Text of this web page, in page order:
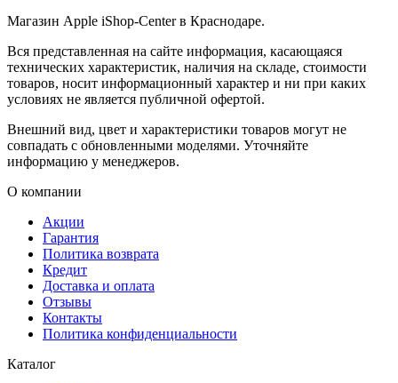
Магазин Apple iShop-Center в Краснодаре.
Вся представленная на сайте информация, касающаяся
технических характеристик, наличия на складе, стоимости
товаров, носит информационный характер и ни при каких
условиях не является публичной офертой.
Внешний вид, цвет и характеристики товаров могут не
совпадать с обновленными моделями. Уточняйте
информацию у менеджеров.
О компании
Акции
Гарантия
Политика возврата
Кредит
Доставка и оплата
Отзывы
Контакты
Политика конфиденциальности
Каталог